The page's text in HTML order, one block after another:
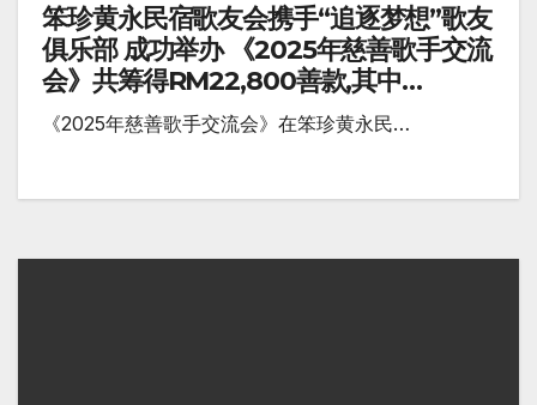
笨珍黄永民宿歌友会携手“追逐梦想”歌友
俱乐部 成功举办 《2025年慈善歌手交流
会》共筹得RM22,800善款,其中
RM6800捐献给笨珍培群独中教育基
金。
《2025年慈善歌手交流会》在笨珍黄永民…